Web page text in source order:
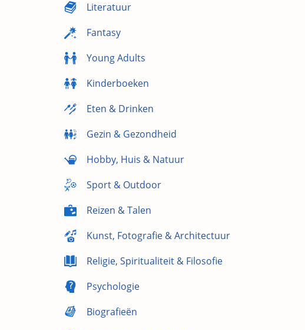
Literatuur
Fantasy
Young Adults
Kinderboeken
Eten & Drinken
Gezin & Gezondheid
Hobby, Huis & Natuur
Sport & Outdoor
Reizen & Talen
Kunst, Fotografie & Architectuur
Religie, Spiritualiteit & Filosofie
Psychologie
Biografieën